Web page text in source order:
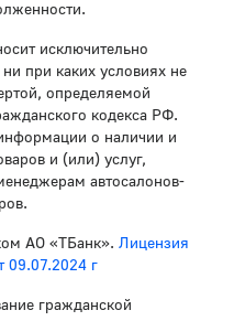
исключительно
при каких условиях не
определяемой
кодекса РФ.
о наличии и
и (или) услуг,
автосалонов-
АО «ТБанк». Лицензия
г
гражданской